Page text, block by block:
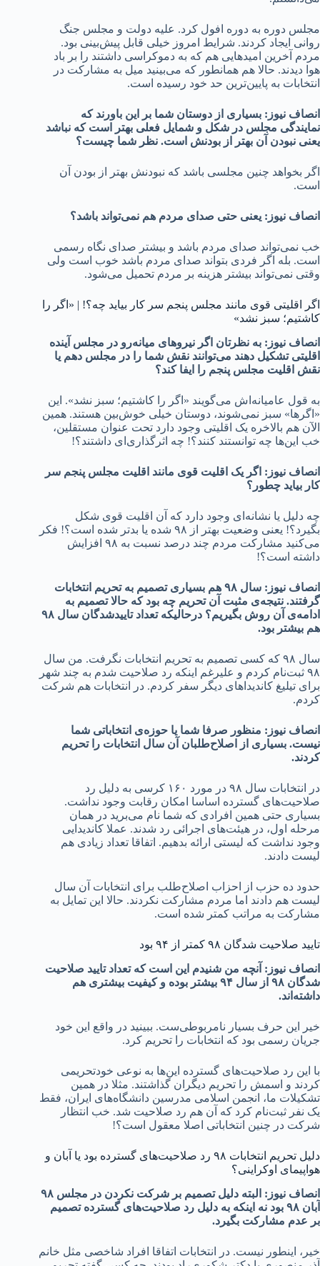
مجلس دوره به دوره افول کرد. علیه دولت و مجلس جنگ
روانی ایجاد کردند. شرایط امروز خیلی قابل پیش‌بینی بود.
مردم آخرین امیدهایی هم که به دموکراسی داشتند را بر باد
هوا دیدند. حالا هم همانطور که می‌بینید میل به مشارکت در
انتخابات به پایین‌ترین حد خود رسیده است.
انصاف نیوز: بسیاری از دوستان شما بر این باورند که
نمایندگی مجلس در شکل و شمایل فعلی بهتر است که نباشد
یعنی نبودن آن بهتر از بودنش است. نظر شما چیست؟
اگر بخواهد چنین مجلسی باشد که نبودنش بهتر از بودن آن
است.
انصاف نیوز: یعنی حتی صدای مردم هم نمی‌تواند باشد؟
خب نمی‌تواند صدای مردم باشد و بیشتر صدای نگاه رسمی
است. بله اگر فردی بتواند صدای مردم باشد خوب است ولی
وقتی نمی‌تواند بیشتر هزینه بر مردم تحمیل می‌شود.
اگر اقلیتی قوی مانند مجلس پنجم سر کار بیاید چه؟! | «اگر را
کاشتیم؛ سبز نشد»
انصاف نیوز: به نظرتان اگر نیروهای میانه‌رو در مجلس آینده
اقلیتی تشکیل دهند می‌توانند نقش شما را در مجلس دهم یا
نقش اقلیت مجلس پنجم را ایفا کند؟
به قول عامیانه‌اش می‌گویند «اگر را کاشتیم؛ سبز نشد». این
«اگرها» سبز نمی‌شوند، دوستان خیلی خوش‌بین هستند. همین
الآن هم بالاخره یک اقلیتی وجود دارد تحت عنوان مستقلین،
خب این‌ها چه توانستند کنند؟! چه اثرگذاری‌ای داشتند؟!
انصاف نیوز: اگر یک اقلیت قوی مانند اقلیت مجلس پنجم سر
کار بیاید چطور؟
چه دلیل یا نشانه‌ای وجود دارد که آن اقلیت قوی شکل
بگیرد؟! یعنی وضعیت بهتر از ۹۸ شده یا بدتر شده است؟! فکر
می‌کنید مشارکت مردم چند درصد نسبت به ۹۸ افزایش
داشته است؟!
انصاف نیوز: سال ۹۸ هم بسیاری تصمیم به تحریم انتخابات
گرفتند. نتیجه‌ی مثبت آن تحریم چه بود که حالا تصمیم به
ادامه‌ی آن روش بگیریم؟ درحالیکه تعداد تاییدشدگان سال ۹۸
هم بیشتر بود.
سال ۹۸ که کسی تصمیم به تحریم انتخابات نگرفت. من سال
۹۸ ثبت‌نام کردم و علیرغم اینکه رد صلاحیت شدم به چند شهر
برای تیلیغ کاندیداهای دیگر سفر کردم. در انتخابات هم شرکت
کردم.
انصاف نیوز: منظور صرفا شما یا حوزه‌ی انتخاباتی شما
نیست. بسیاری از اصلاح‌طلبان آن سال انتخابات را تحریم
کردند.
در انتخابات سال ۹۸ در مورد ۱۶۰ کرسی به دلیل رد
صلاحیت‌های گسترده اساسا امکان رقابت وجود نداشت.
بسیاری حتی همین افرادی که شما نام می‌برید در همان
مرحله اول، در هیئت‌های اجرائی رد شدند. عملا کاندیدایی
وجود نداشت که لیستی ارائه بدهیم. اتفاقا تعداد زیادی هم
لیست دادند.
حدود ده حزب از احزاب اصلاح‌طلب برای انتخابات آن سال
لیست هم دادند اما مردم مشارکت نکردند. حالا این تمایل به
مشارکت به مراتب کمتر شده است.
تایید صلاحیت شدگان ۹۸ کمتر از ۹۴ بود
انصاف نیوز: آنچه من شنیدم این است که تعداد تایید صلاحیت
شدگان ۹۸ از سال ۹۴ بیشتر بوده و کیفیت بیشتری هم
داشته‌اند.
خیر این حرف بسیار نامربوطی‌ست. ببینید در واقع این خود
جریان رسمی بود که انتخابات را تحریم کرد.
با این رد صلاحیت‌های گسترده این‌ها به نوعی خودتحریمی
کردند و اسمش را تحریم دیگران گذاشتند. مثلا در همین
تشکیلات ما، انجمن اسلامی مدرسین دانشگاه‌های ایران، فقط
یک نفر ثبت‌نام کرد که آن هم رد صلاحیت شد. خب انتظار
شرکت در چنین انتخاباتی اصلا معقول است؟!
دلیل تحریم انتخابات ۹۸ رد صلاحیت‌های گسترده بود یا آبان و
هواپیمای اوکراینی؟
انصاف نیوز: البته دلیل تصمیم بر شرکت نکردن در مجلس ۹۸
آبان ۹۸ بود نه اینکه به دلیل رد صلاحیت‌‌های گسترده تصمیم
بر عدم مشارکت بگیرد.
خیر، اینطور نیست. در انتخابات اتفاقا افراد شاخصی مثل خانم